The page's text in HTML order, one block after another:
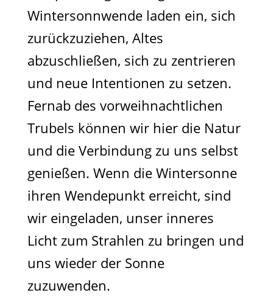
Wintersonnwende laden ein, sich
zurückzuziehen, Altes
abzuschließen, sich zu zentrieren
und neue Intentionen zu setzen.
Fernab des vorweihnachtlichen
Trubels können wir hier die Natur
und die Verbindung zu uns selbst
genießen. Wenn die Wintersonne
ihren Wendepunkt erreicht, sind
wir eingeladen, unser inneres
Licht zum Strahlen zu bringen und
uns wieder der Sonne
zuzuwenden.